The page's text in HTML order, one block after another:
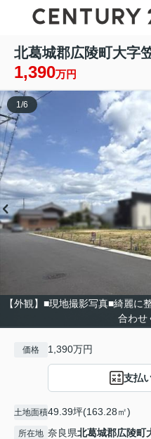
北葛城郡広陵町大字
1,390万円
【外観】■現地撮影写真■綺麗
合わせ
1/6
価格 1,390万円
支払
土地面積49.39坪(163.28㎡)
所在地 奈良県北葛城郡広陵町